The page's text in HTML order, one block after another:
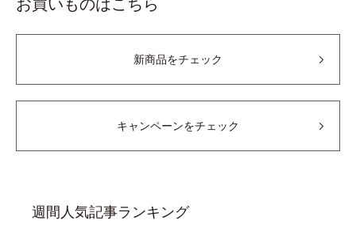
新商品をチェック
キャンペーンをチェック
週間人気記事ランキング